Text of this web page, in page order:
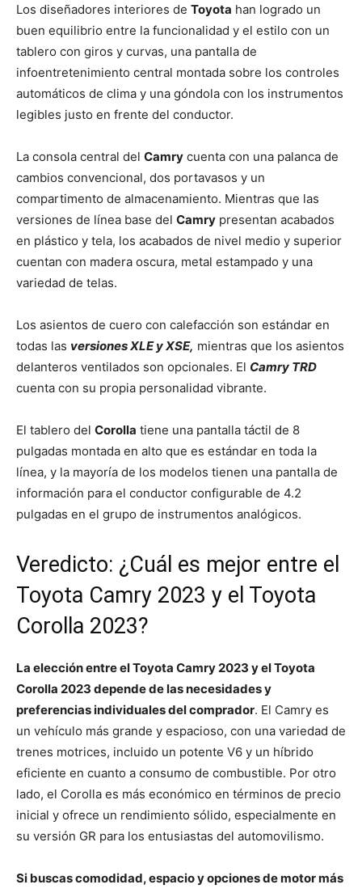
Los diseñadores interiores de Toyota han logrado un
buen equilibrio entre la funcionalidad y el estilo con un
tablero con giros y curvas, una pantalla de
infoentretenimiento central montada sobre los controles
automáticos de clima y una góndola con los instrumentos
legibles justo en frente del conductor.
La consola central del Camry cuenta con una palanca de
cambios convencional, dos portavasos y un
compartimento de almacenamiento. Mientras que las
versiones de línea base del Camry presentan acabados
en plástico y tela, los acabados de nivel medio y superior
cuentan con madera oscura, metal estampado y una
variedad de telas.
Los asientos de cuero con calefacción son estándar en
todas las versiones XLE y XSE, mientras que los asientos
delanteros ventilados son opcionales. El Camry TRD
cuenta con su propia personalidad vibrante.
El tablero del Corolla tiene una pantalla táctil de 8
pulgadas montada en alto que es estándar en toda la
línea, y la mayoría de los modelos tienen una pantalla de
información para el conductor configurable de 4.2
pulgadas en el grupo de instrumentos analógicos.
Veredicto: ¿Cuál es mejor entre el
Toyota Camry 2023 y el Toyota
Corolla 2023?
La elección entre el Toyota Camry 2023 y el Toyota
Corolla 2023 depende de las necesidades y
preferencias individuales del comprador. El Camry es
un vehículo más grande y espacioso, con una variedad de
trenes motrices, incluido un potente V6 y un híbrido
eficiente en cuanto a consumo de combustible. Por otro
lado, el Corolla es más económico en términos de precio
inicial y ofrece un rendimiento sólido, especialmente en
su versión GR para los entusiastas del automovilismo.
Si buscas comodidad, espacio y opciones de motor más